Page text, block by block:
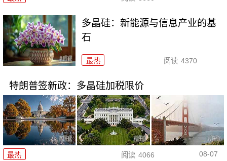
多晶硅：新能源与信息产业的基
石
最热 阅读 4370
特朗普签新政：多晶硅加税限价
最热 阅读 4066 08-07